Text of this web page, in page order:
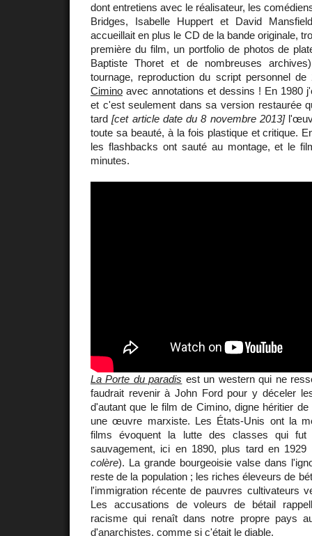
dont entretiens avec le réalisateur, les
Bridges, Isabelle Huppert et David
accueillait en plus le CD de la bande originale,
première du film, un portfolio de photos de
Baptiste Thoret et de nombreuses
tournage, reproduction du script personnel
Cimino avec annotations et dessins ! En 1980
et c'est seulement dans sa version restaurée
tard[cet article date du 8 novembre 2013]
toute sa beauté, à la fois plastique et critique.
les flashbacks ont sauté au montage, et le
minutes.
La Porte du paradis est un western qui ne
faudrait revenir à John Ford pour y déceler
d'autant que le film de Cimino, digne héritier
une œuvre marxiste. Les États-Unis ont la
films évoquent la lutte des classes qui fut
sauvagement, ici en 1890, plus tard en
colère). La grande bourgeoisie valse dans
reste de la population ; les riches éleveurs de
l'immigration récente de pauvres cultivateurs
Les accusations de voleurs de bétail
racisme qui renaît dans notre propre pays
d'anarchistes, comme si c'était le diable.